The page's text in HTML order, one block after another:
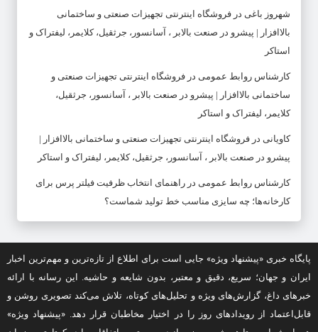
شهروز باغی در فروشگاه اینترنتی تجهیزات صنعتی و ساختمانی
بالاافزار | پیشرو در صنعت بالابر ، آسانسور، جرثقیل، کلایمر، لیفتراک و
استاکر
کارشناس روابط عمومی در فروشگاه اینترنتی تجهیزات صنعتی و
ساختمانی بالاافزار | پیشرو در صنعت بالابر ، آسانسور، جرثقیل،
کلایمر، لیفتراک و استاکر
کاویانی در فروشگاه اینترنتی تجهیزات صنعتی و ساختمانی بالاافزار |
پیشرو در صنعت بالابر ، آسانسور، جرثقیل، کلایمر، لیفتراک و استاکر
کارشناس روابط عمومی در راهنمای انتخاب ظرفیت فیلتر پرس برای
کارخانه‌ها؛ چه سایزی مناسب خط تولید شماست؟
پایگاه خبری «پیشنهاد ویژه» جایی است برای اطلاع از تازه‌ترین و مهم‌ترین اخبار
ایران و جهان؛ سریع، دقیق و معتبر، بدون شایعه و حاشیه. این رسانه با ارائه
خبرهای داغ، گزارش‌های ویژه و تحلیل‌های کوتاه، تلاش می‌کند تصویری روشن و
قابل‌اعتماد از رویدادهای روز را در اختیار مخاطبان قرار دهد. «پیشنهاد ویژه»